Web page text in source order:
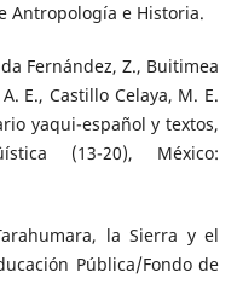
Antropología e Historia.
Fernández, Z., Buitimea
E., Castillo Celaya, M. E.
yaqui-español y textos,
(13-20), México:
la Sierra y el
Pública/Fondo de